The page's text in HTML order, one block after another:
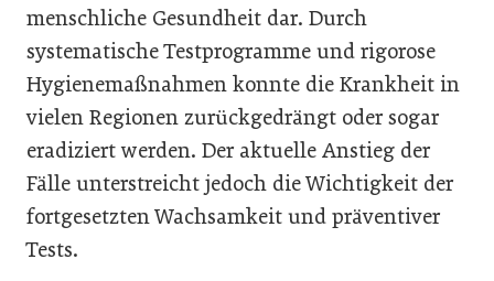
menschliche Gesundheit dar. Durch
systematische Testprogramme und rigorose
Hygienemaßnahmen konnte die Krankheit in
vielen Regionen zurückgedrängt oder sogar
eradiziert werden. Der aktuelle Anstieg der
Fälle unterstreicht jedoch die Wichtigkeit der
fortgesetzten Wachsamkeit und präventiver
Tests.